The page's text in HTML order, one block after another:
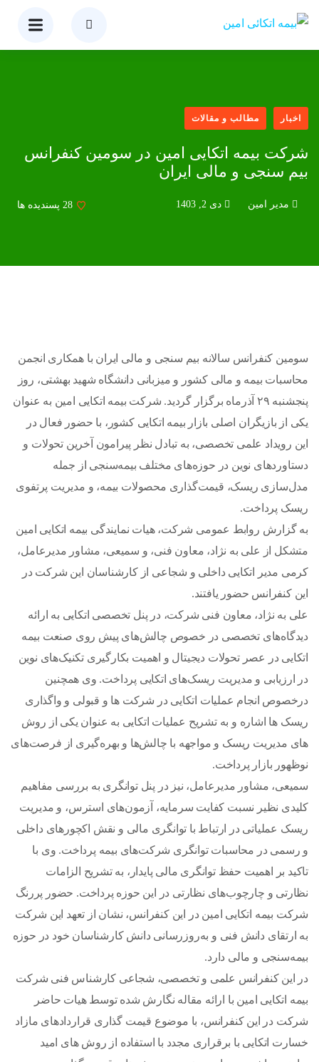
اخبار مطالب و مقالات
شرکت بیمه اتکایی امین در سومین کنفرانس
بیم سنجی و مالی ایران
مدیر امین دی 2, 1403 28 پسندیده ها
سومین کنفرانس سالانه بیم سنجی و مالی ایران با همکاری انجمن
محاسبات بیمه و مالی کشور و میزبانی دانشگاه شهید بهشتی، روز
پنجشنبه ۲۹ آذرماه برگزار گردید. شرکت بیمه اتکایی امین به عنوان
یکی از بازیگران اصلی بازار بیمه اتکایی کشور، با حضور فعال در
این رویداد علمی تخصصی، به تبادل نظر پیرامون آخرین تحولات و
دستاوردهای نوین در حوزه‌های مختلف بیمه‌سنجی از جمله
مدل‌سازی ریسک، قیمت‌گذاری محصولات بیمه، و مدیریت پرتفوی
ریسک پرداخت.
به گزارش روابط عمومی شرکت، هیات نمایندگی بیمه اتکایی امین
متشکل از علی به نژاد، معاون فنی، و سمیعی، مشاور مدیرعامل،
کرمی مدیر اتکایی داخلی و شجاعی از کارشناسان این شرکت در
این کنفرانس حضور یافتند.
علی به نژاد، معاون فنی شرکت، در پنل تخصصی اتکایی به ارائه
دیدگاه‌های تخصصی در خصوص چالش‌های پیش روی صنعت بیمه
اتکایی در عصر تحولات دیجیتال و اهمیت بکارگیری تکنیک‌های نوین
در ارزیابی و مدیریت ریسک‌های اتکایی پرداخت. وی همچنین
درخصوص انجام عملیات اتکایی در شرکت ها و قبولی و واگذاری
ریسک ها اشاره و به تشریح عملیات اتکایی به عنوان یکی از روش
های مدیریت ریسک و مواجهه با چالش‌ها و بهره‌گیری از فرصت‌های
نوظهور بازار پرداخت.
سمیعی، مشاور مدیرعامل، نیز در پنل توانگری به بررسی مفاهیم
کلیدی نظیر نسبت کفایت سرمایه، آزمون‌های استرس، و مدیریت
ریسک عملیاتی در ارتباط با توانگری مالی و نقش اکچورهای داخلی
و رسمی در محاسبات توانگری شرکت‌های بیمه پرداخت. وی با
تاکید بر اهمیت حفظ توانگری مالی پایدار، به تشریح الزامات
نظارتی و چارچوب‌های نظارتی در این حوزه پرداخت. حضور پررنگ
شرکت بیمه اتکایی امین در این کنفرانس، نشان از تعهد این شرکت
به ارتقای دانش فنی و به‌روزرسانی دانش کارشناسان خود در حوزه
بیمه‌سنجی و مالی دارد.
در این کنفرانس علمی و تخصصی، شجاعی کارشناس فنی شرکت
بیمه اتکایی امین با ارائه مقاله نگارش شده توسط هیات حاضر
شرکت در این کنفرانس، با موضوع قیمت گذاری قراردادهای مازاد
خسارت اتکایی با برقراری مجدد با استفاده از روش های امید